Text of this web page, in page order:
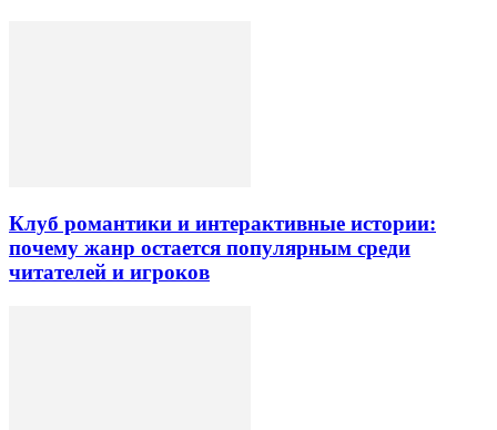
Клуб романтики и интерактивные истории:
почему жанр остается популярным среди
читателей и игроков